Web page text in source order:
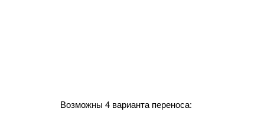
Возможны 4 варианта переноса: